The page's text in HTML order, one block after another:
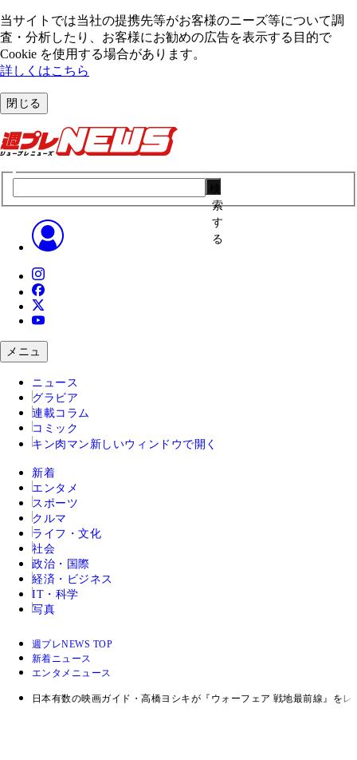
当サイトでは当社の提携先等がお客様のニーズ等について調
査・分析したり、お客様にお勧めの広告を表⽰する⽬的で
Cookie を使⽤する場合があります。
詳しくはこちら
閉じる
索
す
る
メニュ
ニュース
グラビア
連載コラム
コミック
キン肉マン 新しいウィンドウで開く
新着
エンタメ
スポーツ
クルマ
ライフ・文化
社会
政治・国際
経済・ビジネス
IT・科学
写真
週プレNEWS TOP
新着ニュース
エンタメニュース
日本有数の映画ガイド・高橋ヨシキが『ウォーフェア 戦地最前線』をレ